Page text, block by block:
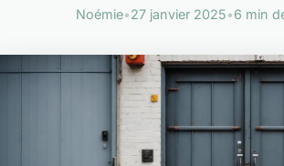
Noémie•27 janvier 2025•6 min